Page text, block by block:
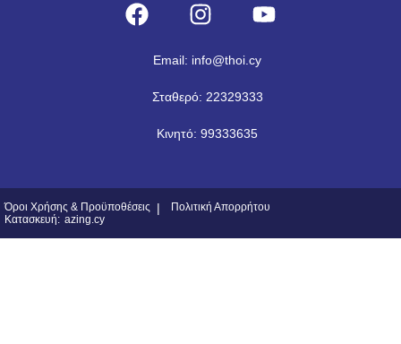
Email: info@thoi.cy
Σταθερό: 22329333
Κινητό: 99333635
Όροι Χρήσης & Προϋποθέσεις |
Πολιτική Απορρήτου
Κατασκευή: azing.cy